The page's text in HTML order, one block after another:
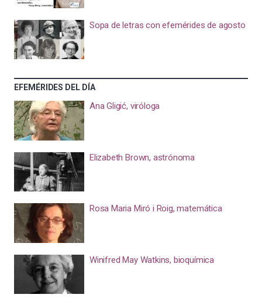
Sopa de letras con efemérides de agosto
EFEMÉRIDES DEL DÍA
Ana Gligić, viróloga
Elizabeth Brown, astrónoma
Rosa Maria Miró i Roig, matemática
Winifred May Watkins, bioquímica